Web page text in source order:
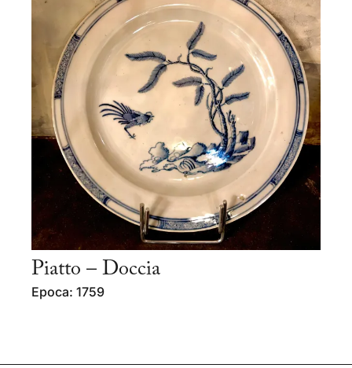
Piatto – Doccia
Epoca: 1759